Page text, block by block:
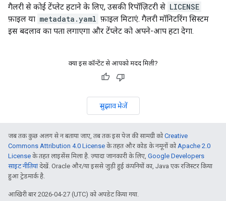
गैलरी से कोई टेंप्लेट हटाने के लिए, उसकी रिपॉज़िटरी से LICENSE
फ़ाइल या metadata.yaml फ़ाइल मिटाएं. गैलरी मॉनिटरिंग सिस्टम
इस बदलाव का पता लगाएगा और टेंप्लेट को अपने-आप हटा देगा.
क्या इस कॉन्टेंट से आपको मदद मिली?
सुझाव भेजें
जब तक कुछ अलग से न बताया जाए, तब तक इस पेज की सामग्री कोCreative
Commons Attribution 4.0 License के तहत और कोड के नमूनों कोApache 2.0
License के तहत लाइसेंस मिला है. ज़्यादा जानकारी के लिए, Google Developers
साइट नीतियांदेखें. Oracle और/या इससे जुड़ी हुई कंपनियों का, Java एक रजिस्टर किया
हुआ ट्रेडमार्क है.
आखिरी बार 2026-04-27 (UTC) को अपडेट किया गया.